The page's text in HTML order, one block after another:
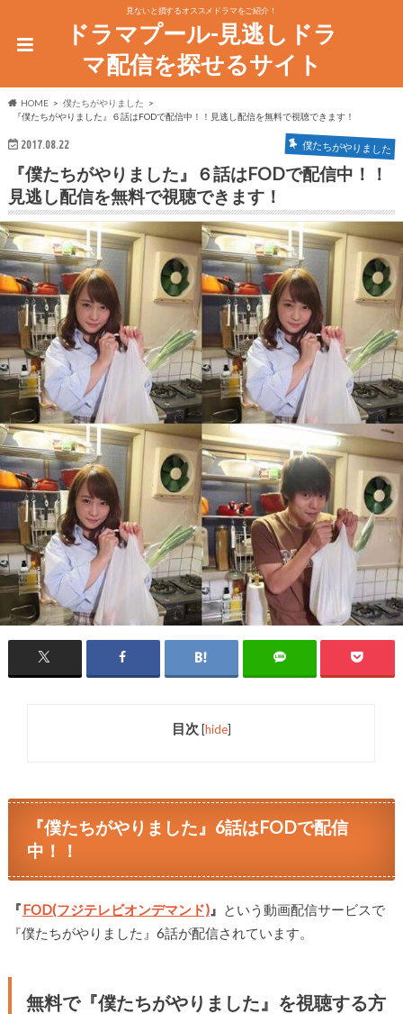
見ないと損するオススメドラマをご紹介！
ドラマプール-見逃しドラ
マ配信を探せるサイト
HOME
僕たちがやりました
『僕たちがやりました』６話はFODで配信中！！見逃し配信を無料で視聴できます！
2017.08.22 僕たちがやりました
『僕たちがやりました』６話はFODで配信中！！
見逃し配信を無料で視聴できます！
目次 [hide]
『僕たちがやりました』6話はFODで配信
中！！
『FOD(フジテレビオンデマンド)』 という動画配信サービスで
『僕たちがやりました』6話が配信されています。
無料で『僕たちがやりました』を視聴する方